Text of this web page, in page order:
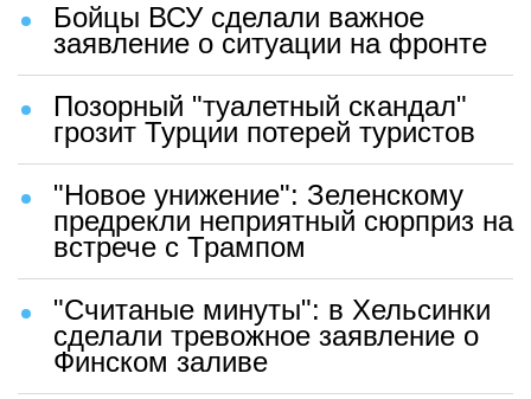
Бойцы ВСУ сделали важное
заявление о ситуации на фронте
Позорный "туалетный скандал"
грозит Турции потерей туристов
"Новое унижение": Зеленскому
предрекли неприятный сюрприз на
встрече с Трампом
"Считаные минуты": в Хельсинки
сделали тревожное заявление о
Финском заливе